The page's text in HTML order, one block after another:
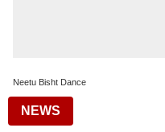
Neetu Bisht Dance
NEWS